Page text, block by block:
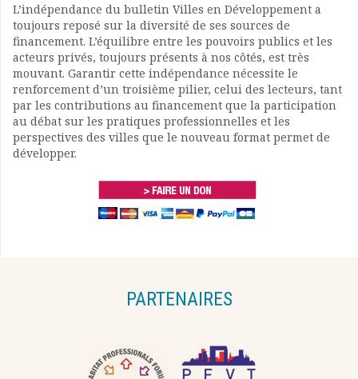
L’indépendance du bulletin Villes en Développement a
toujours reposé sur la diversité de ses sources de
financement. L’équilibre entre les pouvoirs publics et les
acteurs privés, toujours présents à nos côtés, est très
mouvant. Garantir cette indépendance nécessite le
renforcement d’un troisième pilier, celui des lecteurs, tant
par les contributions au financement que la participation
au débat sur les pratiques professionnelles et les
perspectives des villes que le nouveau format permet de
développer.
PARTENAIRES